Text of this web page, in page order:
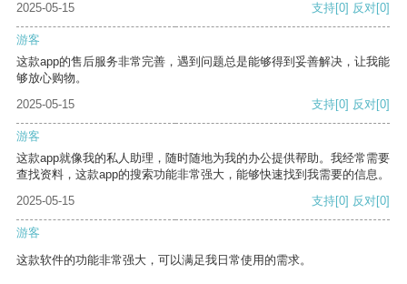
2025-05-15 支持[0] 反对[0]
游客
这款app的售后服务非常完善，遇到问题总是能够得到妥善解决，让我能
够放心购物。
2025-05-15
支持[0] 反对[0]
游客
这款app就像我的私人助理，随时随地为我的办公提供帮助。我经常需要
查找资料，这款app的搜索功能非常强大，能够快速找到我需要的信息。
2025-05-15
支持[0] 反对[0]
游客
这款软件的功能非常强大，可以满足我日常使用的需求。